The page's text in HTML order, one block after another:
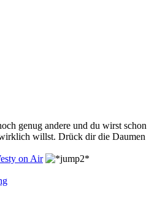
genug andere und du wirst schon
willst. Drück dir die Daumen
on Air